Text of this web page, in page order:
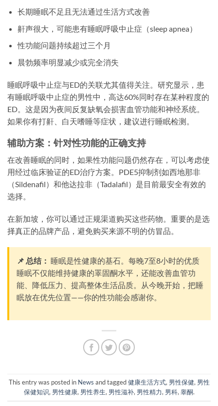
长期睡眠不足且无法通过生活方式改善
鼾声很大，可能患有睡眠呼吸中止症（sleep apnea）
性功能问题持续超过三个月
晨勃频率明显减少或完全消失
睡眠呼吸中止症与ED的关联尤其值得关注。研究显示，患
有睡眠呼吸中止症的男性中，高达60%同时存在某种程度的
ED。这是因为夜间反复缺氧会损害血管功能和神经系统。
如果你有打鼾、白天嗜睡等症状，建议进行睡眠检测。
辅助方案：针对性功能的正确支持
在改善睡眠的同时，如果性功能问题仍然存在，可以考虑使
用经过临床验证的ED治疗方案。PDE5抑制剂如西地那非
（Sildenafil）和他达拉非（Tadalafil）是目前最安全有效的
选择。
在新加坡，你可以通过正规渠道购买这些药物。重要的是选
择真正的品牌产品，避免购买来源不明的仿冒品。
📌 总结： 睡眠是性健康的基石。每晚7至8小时的优质
睡眠不仅能维持健康的睪固酮水平，还能改善血管功
能、降低压力、提高整体生活品质。从今晚开始，把睡
眠放在优先位置——你的性功能会感谢你。
This entry was posted in News and tagged健康生活方式, 男性保健, 男性
保健知识, 男性健康, 男性养生, 男性滋补, 男性精力, 男科, 睾酮.